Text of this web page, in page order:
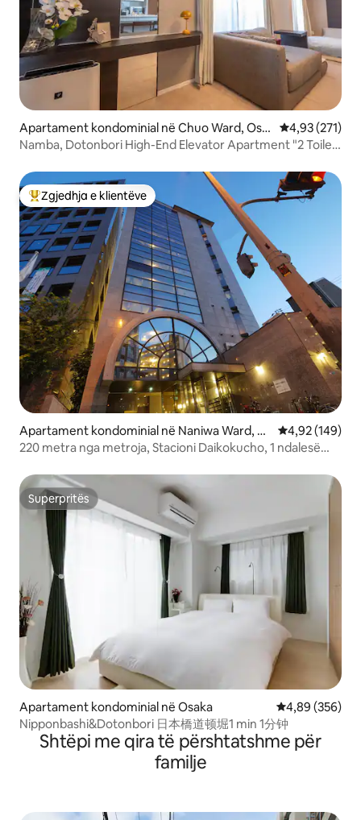
Apartament kondominial në Chuo Ward, Osa
ka
Vlerësimi
4,93 (271)
Namba, Dotonbori High-End Elevator Apartment "2 Toilet"
Kuromon 3 minuta dhe Shinsaibashi 5 minuta,
Më të mirat e zgjedhjeve të klientëve
Zgjedhja e klientëve
Apartament kondominial në Naniwa Ward, O
saka
Vlerësimi
4,92 (149)
220 metra nga metroja, Stacioni Daikokucho, 1 ndalesë
Umeda, apartament i plotë, 2 dhoma gjumi, 5 persona
Superpritës
Superpritës
Apartament kondominial në Osaka Vlerësimi
4,89 (356)
Nipponbashi&Dotonbori 日本橋道顿堀1 min 1分钟
Shtëpi me qira të përshtatshme për
familje